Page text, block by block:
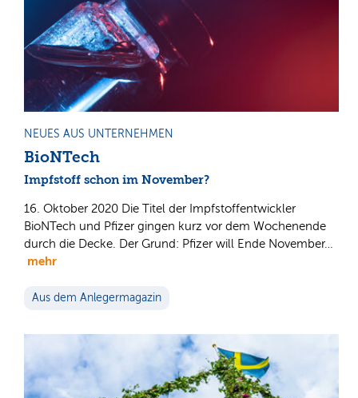
NEUES AUS UNTERNEHMEN
BioNTech
Impfstoff schon im November?
16. Oktober 2020 Die Titel der Impfstoffentwickler
BioNTech und Pfizer gingen kurz vor dem Wochenende
durch die Decke. Der Grund: Pfizer will Ende November…
mehr
Aus dem Anlegermagazin